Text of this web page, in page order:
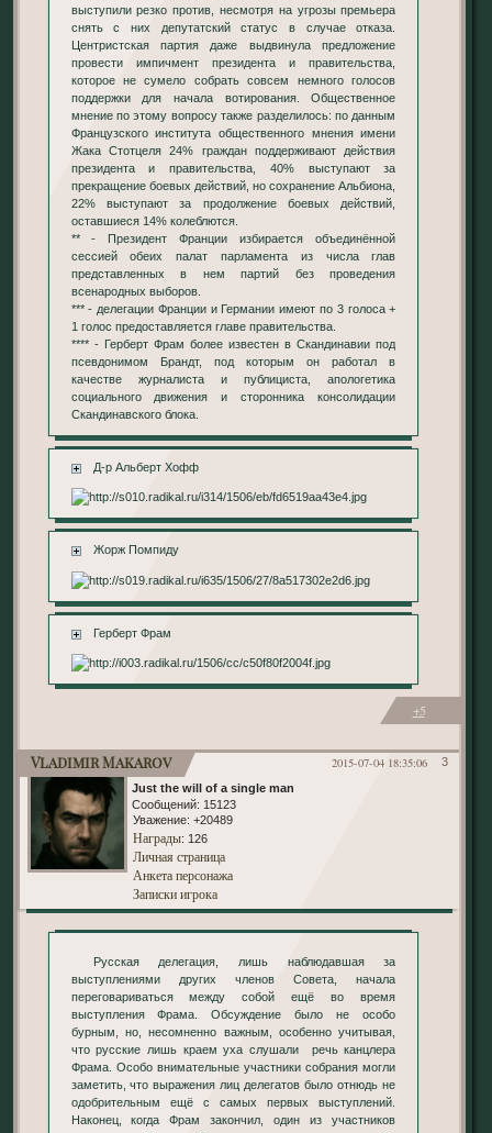
выступили резко против, несмотря на угрозы премьера
снять с них депутатский статус в случае отказа.
Центристская партия даже выдвинула предложение
провести импичмент президента и правительства,
которое не сумело собрать совсем немного голосов
поддержки для начала вотирования. Общественное
мнение по этому вопросу также разделилось: по данным
Французского института общественного мнения имени
Жака Стотцеля 24% граждан поддерживают действия
президента и правительства, 40% выступают за
прекращение боевых действий, но сохранение Альбиона,
22% выступают за продолжение боевых действий,
оставшиеся 14% колеблются.
** - Президент Франции избирается объединённой
сессией обеих палат парламента из числа глав
представленных в нем партий без проведения
всенародных выборов.
*** - делегации Франции и Германии имеют по 3 голоса +
1 голос предоставляется главе правительства.
**** - Герберт Фрам более известен в Скандинавии под
псевдонимом Брандт, под которым он работал в
качестве журналиста и публициста, апологетика
социального движения и сторонника консолидации
Скандинавского блока.
Д-р Альберт Хофф
Жорж Помпиду
Герберт Фрам
+5
3
2015-07-04 18:35:06
Vladimir Makarov
Just the will of a single man
Сообщений: 15123
Уважение: +20489
Награды: 126
Личная страница
Анкета персонажа
Записки игрока
Русская делегация, лишь наблюдавшая за
выступлениями других членов Совета, начала
переговариваться между собой ещё во время
выступления Фрама. Обсуждение было не особо
бурным, но, несомненно важным, особенно учитывая,
что русские лишь краем уха слушали речь канцлера
Фрама. Особо внимательные участники собрания могли
заметить, что выражения лиц делегатов было отнюдь не
одобрительным ещё с самых первых выступлений.
Наконец, когда Фрам закончил, один из участников